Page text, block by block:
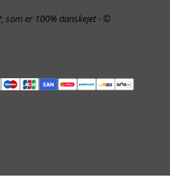
som er 100% danskejet - ©